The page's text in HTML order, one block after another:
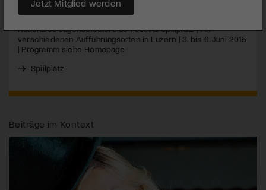
Nationales Jugendtheaterclub Festival Spiilplätz | An
verschiedenen Aufführungsorten in Luzern | 3. bis 6. Juni 2015
| Programm siehe Homepage
Spiilplätz
Beiträge im Kontext
Jetzt Mitglied werden